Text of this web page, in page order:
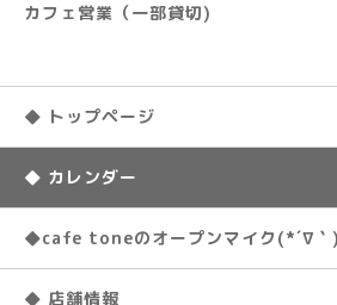
カフェ営業（一部貸切)
◆ トップページ
◆ カレンダー
◆cafe toneのオープンマイク(*´∇
◆ 店舗情報